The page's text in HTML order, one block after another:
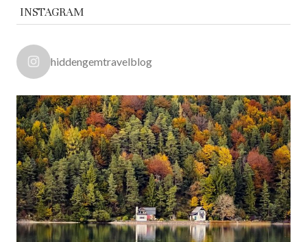
INSTAGRAM
hiddengemtravelblog